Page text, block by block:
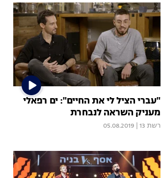
"עברי הציל לי את החיים": ים רפאלי
מעניק השראה לנבחרת
רשת 13 05.08.2019